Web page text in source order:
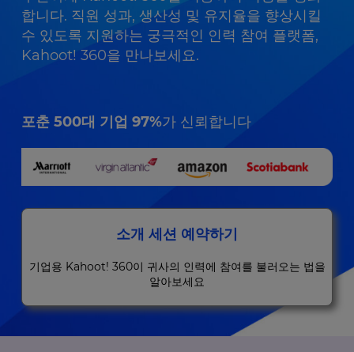
합니다. 직원 성과, 생산성 및 유지율을 향상시킬
수 있도록 지원하는 궁극적인 인력 참여 플랫폼,
Kahoot! 360을 만나보세요.
포춘 500대 기업 97%가 신뢰합니다
소개 세션 예약하기
기업용 Kahoot! 360이 귀사의 인력에 참여를 불러오는 법을
알아보세요